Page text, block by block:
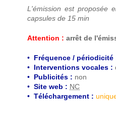
L'émission est proposée
capsules de 15 min
Attention : arrêt de
• Fréquence / périodicité
• Interventions vocales :
• Publicités : non
• Site web : NC
• Téléchargement :